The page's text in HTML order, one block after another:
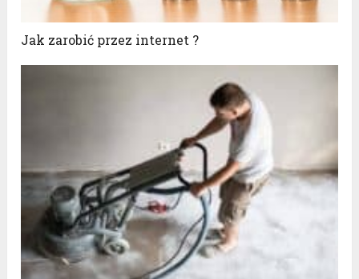
Jak zarobić przez internet ?